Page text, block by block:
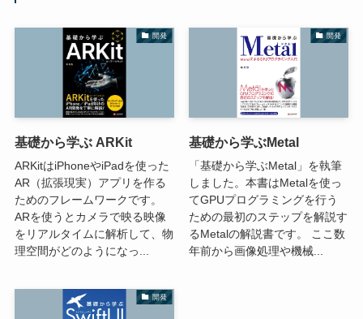
開発
基礎から学ぶ ARKit
ARKitはiPhoneやiPadを使った
AR（拡張現実）アプリを作る
ためのフレームワークです。
ARを使うとカメラで映る映像
をリアルタイムに解析して、物
理空間がどのようになっ...
開発
基礎から学ぶMetal
「基礎から学ぶMetal」を執筆
しました。本書はMetalを使っ
てGPUプログラミングを行う
ための最初のステップを解説す
るMetalの解説書です。 ここ数
年前から画像処理や機械...
開発